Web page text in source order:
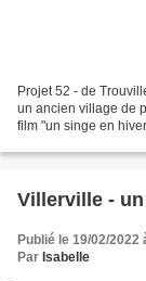
Projet 52 - de
un ancien village de
film "un singe en
Villerville -
Publié le 19/02/2022
Par Isabelle